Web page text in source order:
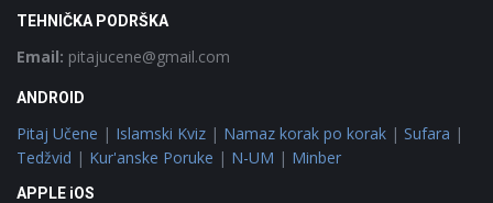
TEHNIČKA PODRŠKA
Email: pitajucene@gmail.com
ANDROID
Pitaj Učene | Islamski Kviz | Namaz korak po korak | Sufara |
Tedžvid | Kur'anske Poruke | N-UM | Minber
APPLE iOS